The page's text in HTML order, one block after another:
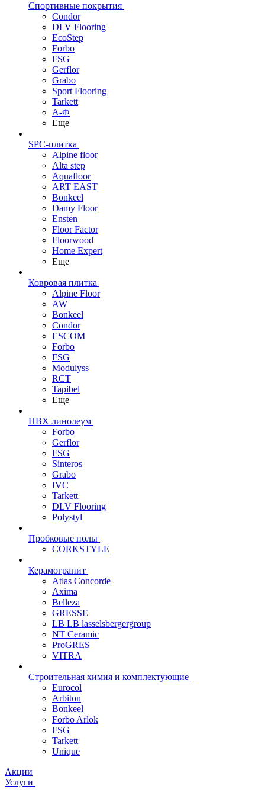
Спортивные покрытия
Condor
DLV Flooring
EcoStep
Forbo
FSG
Gerflor
Grabo
Sport Flooring
Tarkett
А-Ф
Еще
SPC-плитка
Alpine floor
Alta step
Aquafloor
ART EAST
Bonkeel
Damy Floor
Ensten
Floor Factor
Floorwood
Home Expert
Еще
Ковровая плитка
Alpine Floor
AW
Bonkeel
Condor
ESCOM
Forbo
FSG
Modulyss
RCT
Tapibel
Еще
ПВХ линолеум
Forbo
Gerflor
FSG
Sinteros
Grabo
IVC
Tarkett
DLV Flooring
Polystyl
Пробковые полы
CORKSTYLE
Керамогранит
Atlas Concorde
Axima
Belleza
GRESSE
LB LB lasselsbergergroup
NT Ceramic
ProGRES
VITRA
Строительная химия и комплектующие
Eurocol
Arbiton
Bonkeel
Forbo Arlok
FSG
Tarkett
Unique
Акции
Услуги